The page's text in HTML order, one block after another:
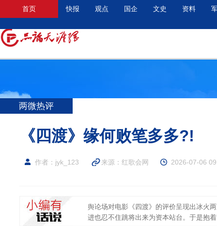
首页 快报 观点 国企 文史 资料
两微热评
《四渡》缘何败笔多多?!
作者：jyk_123 来源： 红歌会网 2026-07-06
舆论场对电影《四渡》的评价呈现出冰火
进也忍不住跳将出来为资本站台。于是抱